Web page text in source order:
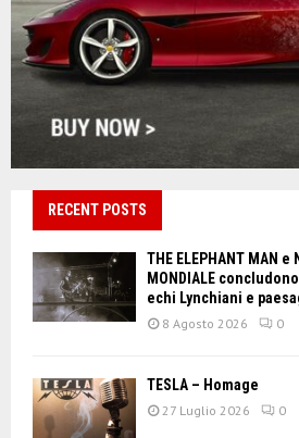
RECENT POSTS
THE ELEPHANT MAN e
MONDIALE
echi Lynchiani e
8 Agosto 2026 0
TESLA – Homage
27 Luglio 2026 0